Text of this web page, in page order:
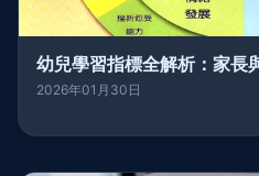
幼兒學習指標全解析：家長
2026年01月30日